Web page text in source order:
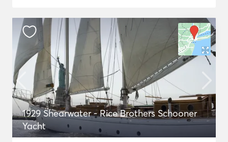
1929 Shearwater - Rice Brothers Schooner
Yacht